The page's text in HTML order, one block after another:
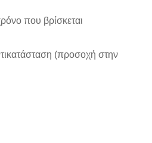
που βρίσκεται
(προσοχή στην